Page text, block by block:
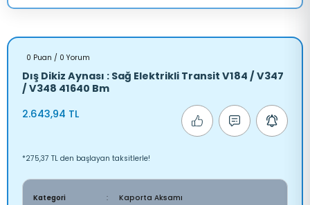
0 Puan / 0 Yorum
Dış Dikiz Aynası : Sağ Elektrikli Transit V184 / V347
/ V348 41640 Bm
2.643,94 TL
*275,37 TL den başlayan taksitlerle!
Kategori
Kaporta Aksamı